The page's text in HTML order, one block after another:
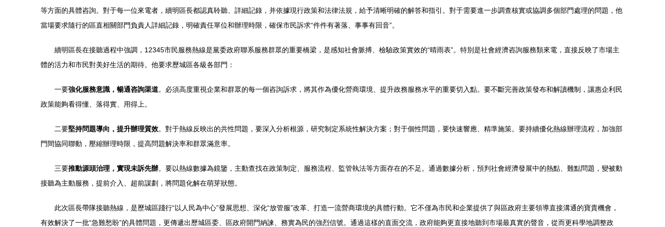
等方面的具體咨詢。對于每一位來電者，續明區長都認真聆聽、詳細記錄，并依據現行政策和法律法規，給予清晰明確的解答和指引。對于需要進一步調查核實或協調多個部門處理的問題，他
當場要求隨行的區直相關部門負責人詳細記錄，明確責任單位和辦理時限，確保市民訴求“件件有著落、事事有回音”。
續明區長在接聽過程中強調，12345市民服務熱線是黨委政府聯系服務群眾的重要橋梁，是感知社會脈搏、檢驗政策實效的“晴雨表”。特別是社會經濟咨詢服務類來電，直接反映了市場主
體的活力和市民對美好生活的期待。他要求歷城區各級各部門：
一要強化服務意識，暢通咨詢渠道。必須高度重視企業和群眾的每一個咨詢訴求，將其作為優化營商環境、提升政務服務水平的重要切入點。要不斷完善政策發布和解讀機制，讓惠企利民
政策能夠看得懂、落得實、用得上。
二要堅持問題導向，提升辦理質效。對于熱線反映出的共性問題，要深入分析根源，研究制定系統性解決方案；對于個性問題，要快速響應、精準施策。要持續優化熱線辦理流程，加強部
門間協同聯動，壓縮辦理時限，提高問題解決率和群眾滿意率。
三要推動源頭治理，實現未訴先辦。要以熱線數據為鏡鑒，主動查找在政策制定、服務流程、監管執法等方面存在的不足。通過數據分析，預判社會經濟發展中的熱點、難點問題，變被動
接聽為主動服務，提前介入、超前謀劃，將問題化解在萌芽狀態。
此次區長帶隊接聽熱線，是歷城區踐行“以人民為中心”發展思想、深化“放管服”改革、打造一流營商環境的具體行動。它不僅為市民和企業提供了與區政府主要領導直接溝通的寶貴機會，
有效解決了一批“急難愁盼”的具體問題，更傳遞出歷城區委、區政府開門納諫、務實為民的強烈信號。通過這樣的直面交流，政府能夠更直接地聽到市場最真實的聲音，從而更科學地調整政